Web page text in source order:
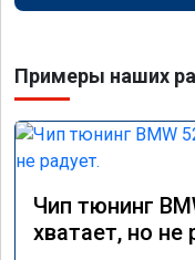
Примеры наших
Чип тюнинг
хватает, но не